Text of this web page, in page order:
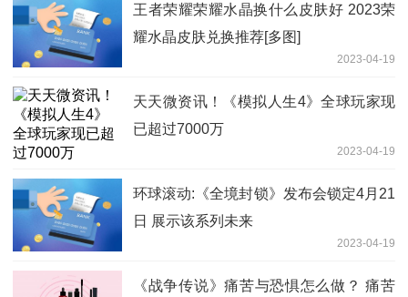
王者荣耀荣耀水晶换什么皮肤好 2023荣
耀水晶皮肤兑换推荐[多图]
2023-04-19
天天微资讯！《模拟人生4》全球玩家现
已超过7000万
2023-04-19
环球滚动:《全境封锁》发布会锁定4月21
日 展示该系列未来
2023-04-19
《战争传说》痛苦与恐惧怎么做？ 痛苦